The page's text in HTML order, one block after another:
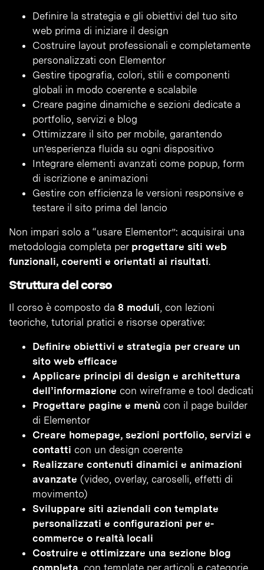
Definire la strategia e gli obiettivi del tuo sito
web prima di iniziare il design
Costruire layout professionali e completamente
personalizzati con Elementor
Gestire tipografia, colori, stili e componenti
globali in modo coerente e scalabile
Creare pagine dinamiche e sezioni dedicate a
portfolio, servizi e blog
Ottimizzare il sito per mobile, garantendo
un’esperienza fluida su ogni dispositivo
Integrare elementi avanzati come popup, form
di iscrizione e animazioni
Gestire con efficienza le versioni responsive e
testare il sito prima del lancio
Non impari solo a “usare Elementor”: acquisirai una
metodologia completa per progettare siti web
funzionali, coerenti e orientati ai risultati.
Struttura del corso
Il corso è composto da 8 moduli, con lezioni
teoriche, tutorial pratici e risorse operative:
Definire obiettivi e strategia per creare un
sito web efficace
Applicare principi di design e architettura
dell’informazione con wireframe e tool dedicati
Progettare pagine e menù con il page builder
di Elementor
Creare homepage, sezioni portfolio, servizi e
contatti con un design coerente
Realizzare contenuti dinamici e animazioni
avanzate (video, overlay, caroselli, effetti di
movimento)
Sviluppare siti aziendali con template
personalizzati e configurazioni per e-
commerce o realtà locali
Costruire e ottimizzare una sezione blog